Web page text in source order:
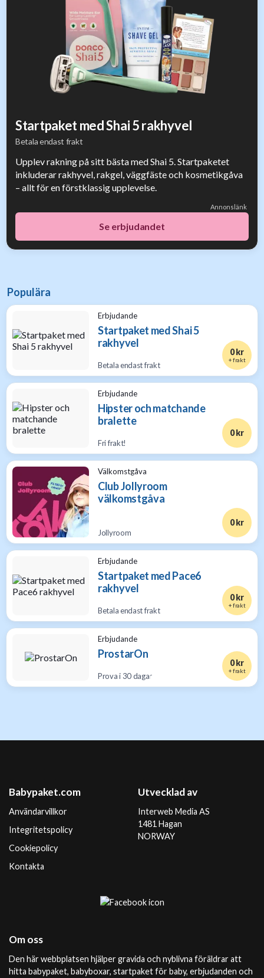
Startpaket med Shai 5 rakhyvel
Betala endast frakt
Upplev rakning på sitt bästa med Shai 5. Startpaketet
inkluderar rakhyvel, rakgel, väggfäste och kosmetikgåva
– allt för en förstklassig upplevelse.
Annonslänk
Se erbjudandet
Populära
Erbjudande
Startpaket med Shai 5
rakhyvel
Betala endast frakt
0 kr
+ frakt
Erbjudande
Hipster och matchande
bralette
Fri frakt!
0 kr
Välkomstgåva
Club Jollyroom
välkomstgåva
Jollyroom
0 kr
Erbjudande
Startpaket med Pace6
rakhyvel
Betala endast frakt
0 kr
+ frakt
Erbjudande
ProstarOn
Prova i 30 dagar
0 kr
+ frakt
Babypaket.com
Användarvillkor
Integritetspolicy
Cookiepolicy
Kontakta
Utvecklad av
Interweb Media AS
1481 Hagan
NORWAY
Om oss
Den här webbplatsen hjälper gravida och nyblivna föräldrar att
hitta babypaket, babyboxar, startpaket för baby, erbjudanden och